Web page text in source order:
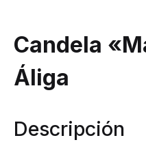
Candela
Áliga
Descripción